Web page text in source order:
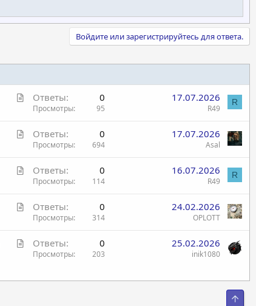
Войдите или зарегистрируйтесь для ответа.
С
т
Ответы 0
Просмотры 95
17.07.2026
R49
R
С
т
Ответы 0
Просмотры 694
17.07.2026
Asal
С
т
Ответы 0
Просмотры 114
16.07.2026
R49
R
С
т
Ответы 0
Просмотры 314
24.02.2026
OPLOTT
С
т
Ответы 0
Просмотры 203
25.02.2026
inik1080